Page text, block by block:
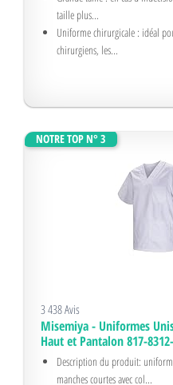
taille plus...
Uniforme chirurgicale : idéal
chirurgiens, les...
NOTRE TOP N° 3
3 438 Avis
Misemiya - Uniformes
Haut et Pantalon 817-
Description du produit:
manches courtes avec col...